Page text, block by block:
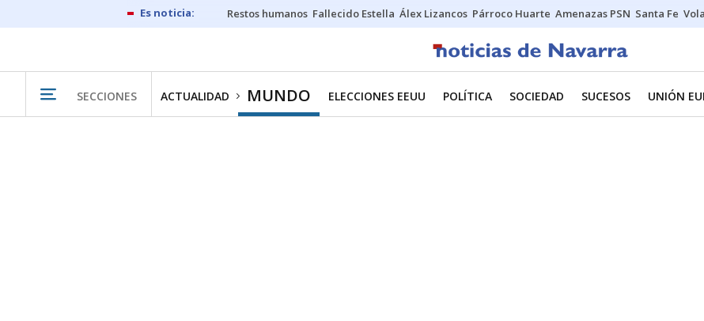
Restos humanos Fallecido Estella Álex Lizancos Párroco Huarte Amenazas PSN Santa Fe
SECCIONES ACTUALIDAD MUNDO ELECCIONES EEUU POLÍTICA SOCIEDAD SUCESOS UNIÓN